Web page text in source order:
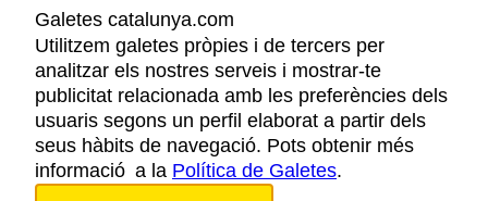
AVÍS LEGAL
POLÍTICA DE PRIVACITAT
COOKIES
ACCESSIBILITAT
Galetes catalunya.com
Utilitzem galetes pròpies i de tercers per
analitzar els nostres serveis i mostrar-te
publicitat relacionada amb les preferències dels
usuaris segons un perfil elaborat a partir dels
seus hàbits de navegació. Pots obtenir més
informació a la Política de Galetes.